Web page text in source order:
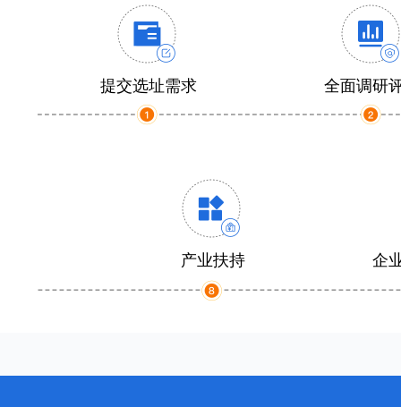
提交选址需求 全面调研
产业扶持 企